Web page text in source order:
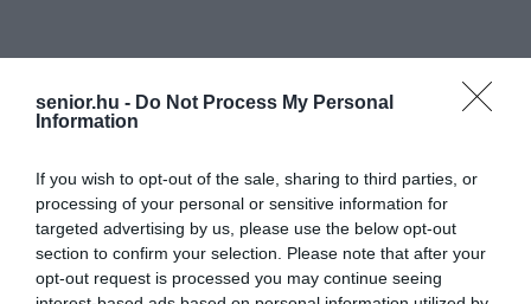
senior.hu - Do Not Process My Personal
Information
If you wish to opt-out of the sale, sharing to third parties, or
processing of your personal or sensitive information for
targeted advertising by us, please use the below opt-out
section to confirm your selection. Please note that after your
opt-out request is processed you may continue seeing